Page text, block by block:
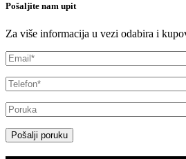
Pošaljite nam upit
Za više informacija u vezi odabira i
Pošalji poruku